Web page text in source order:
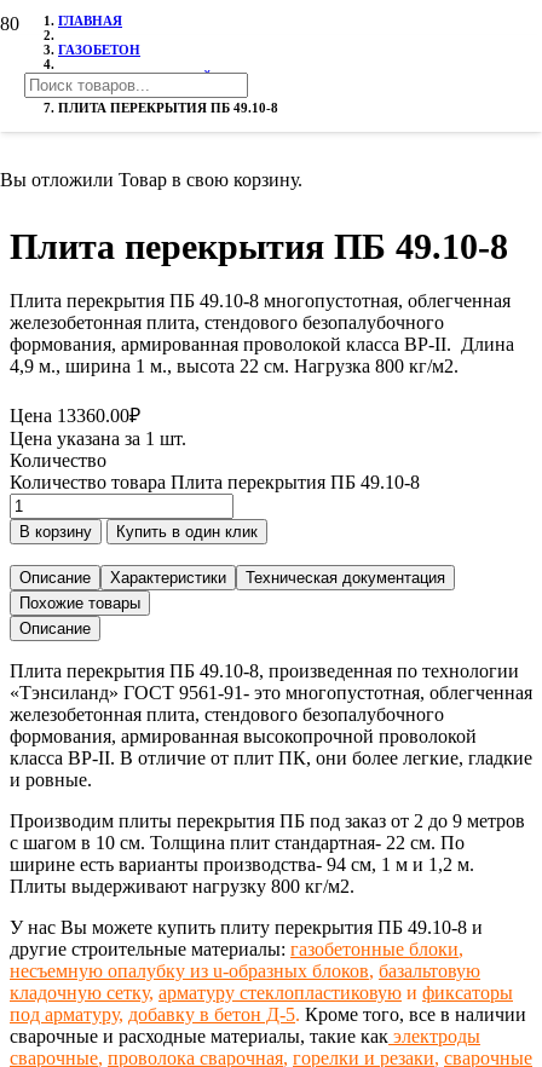
Вы отложили Товар в свою корзину.
ГЛАВНАЯ
ГАЗОБЕТОН
ПЛИТЫ ПЕРЕКРЫТИЙ ПБ
ПЛИТА ПЕРЕКРЫТИЯ ПБ 49.10-8
Плита перекрытия ПБ 49.10-8
Плита перекрытия ПБ 49.10-8 многопустотная, облегченная
железобетонная плита, стендового безопалубочного
формования, армированная проволокой класса ВР-II. Длина
4,9 м., ширина 1 м., высота 22 см. Нагрузка 800 кг/м2.
Цена 13360.00₽
Цена указана за 1 шт.
Количество
Количество товара Плита перекрытия ПБ 49.10-8
В корзину Купить в один клик
Описание Характеристики
Техническая документация
Похожие товары
Описание
Плита перекрытия ПБ 49.10-8, произведенная по технологии
«Тэнсиланд» ГОСТ 9561-91- это многопустотная, облегченная
железобетонная плита, стендового безопалубочного
формования, армированная высокопрочной проволокой
класса ВР-II. В отличие от плит ПК, они более легкие, гладкие
и ровные.
Производим плиты перекрытия ПБ под заказ от 2 до 9 метров
с шагом в 10 см. Толщина плит стандартная- 22 см. По
ширине есть варианты производства- 94 см, 1 м и 1,2 м.
Плиты выдерживают нагрузку 800 кг/м2.
У нас Вы можете купить плиту перекрытия ПБ 49.10-8 и
другие строительные материалы: газобетонные блоки,
несъемную опалубку из u-образных блоков, базальтовую
кладочную сетку, арматуру стеклопластиковую и фиксаторы
под арматуру, добавку в бетон Д-5. Кроме того, все в наличии
сварочные и расходные материалы, такие как электроды
сварочные, проволока сварочная, горелки и резаки, сварочные